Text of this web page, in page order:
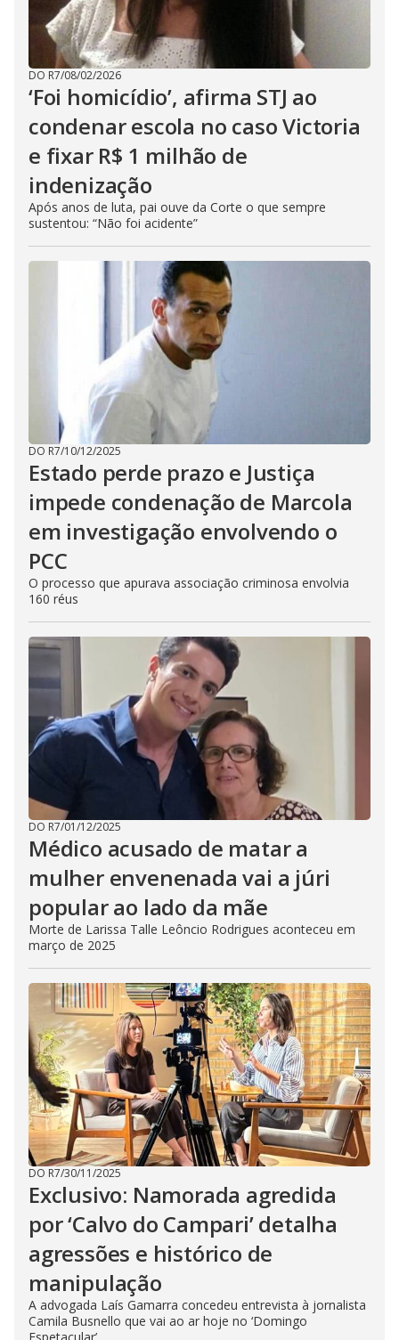
DO R7/08/02/2026
‘Foi homicídio’, afirma STJ ao
condenar escola no caso Victoria
e fixar R$ 1 milhão de
indenização
Após anos de luta, pai ouve da Corte o que sempre
sustentou: “Não foi acidente”
DO R7/10/12/2025
Estado perde prazo e Justiça
impede condenação de Marcola
em investigação envolvendo o
PCC
O processo que apurava associação criminosa envolvia
160 réus
DO R7/01/12/2025
Médico acusado de matar a
mulher envenenada vai a júri
popular ao lado da mãe
Morte de Larissa Talle Leôncio Rodrigues aconteceu em
março de 2025
DO R7/30/11/2025
Exclusivo: Namorada agredida
por ‘Calvo do Campari’ detalha
agressões e histórico de
manipulação
A advogada Laís Gamarra concedeu entrevista à jornalista
Camila Busnello que vai ao ar hoje no ‘Domingo